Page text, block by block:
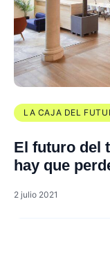
LA CAJA DEL
El futuro del
hay que
2 julio 2021